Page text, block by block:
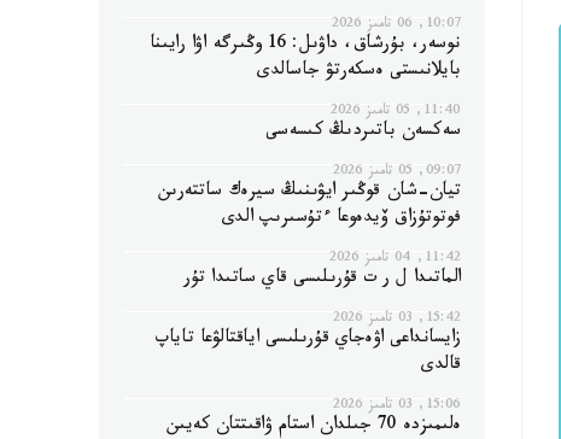
10:07, 06 تامىز 2026
نوسەر، بۇرشاق، داۋىل: 16 وڭىرگە اۋا رايىنا
بايلانىستى ەسكەرتۋ جاسالدى
11:40, 05 تامىز 2026
سەكسەن باتىردىڭ كىسەسى
09:07, 05 تامىز 2026
تيان-شان قوڭىر ايۋىنىڭ سيرەك ساتتەرىن
فوتوتۇزاق ۆيدەوعا ءتۇسىرىپ الدى
11:42, 04 تامىز 2026
الماتىدا ل ر ت قۇرىلىسى قاي ساتىدا تۇر
15:42, 03 تامىز 2026
زايسانداعى اۋەجاي قۇرىلىسى اياقتالۋعا تاياپ
قالدى
15:06, 03 تامىز 2026
ەلىمىزدە 70 جىلدان استام ۋاقىتتان كەيىن